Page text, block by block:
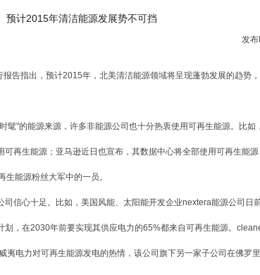
预计2015年清洁能源发展势不可挡
发
指出，预计2015年，北美清洁能源领域将呈现蓬勃发展的趋势
"的能源来源，许多非能源公司也十分热衷使用可再生能源。比如
再生能源；亚马逊近日也宣布，其数据中心将全部使用可再生能
能源粉丝大军中的一员。
信心十足。比如，美国风能、太阳能开发企业nextera能源公司日
划，在2030年前要实现其供应电力的65%都来自可再生能源。
夷电力对可再生能源发电的热情，该公司旗下另一家子公司在佛罗